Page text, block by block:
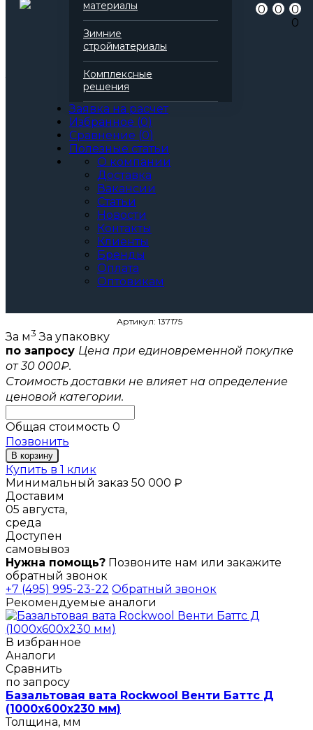
материалы
Зимние
стройматериалы
Комплексные
решения
Заявка на расчет
Избранное (0)
Сравнение (0)
Полезные статьи
О компании
Доставка
Вакансии
Статьи
Новости
Контакты
Клиенты
Бренды
Оплата
Оптовикам
0 0
0
0
Rockwool
Фасад Баттс
Д Экстра
Базальтовая вата
Все характеристики
Артикул: 137175
За м3 За упаковку
по запросу Цена при единовременной покупке
от 30 000₽.
Стоимость доставки не влияет на определение
ценовой категории.
Общая стоимость 0
Позвонить
В корзину
Купить в 1 клик
Минимальный заказ 50 000 ₽
Доставим
05 августа,
среда
Доступен
самовывоз
Нужна помощь? Позвоните нам или закажите
обратный звонок
+7 (495) 995-23-22 Обратный звонок
Рекомендуемые аналоги
В избранное
Аналоги
Сравнить
по запросу
Базальтовая вата Rockwool Венти Баттс Д
(1000х600х230 мм)
Толщина, мм